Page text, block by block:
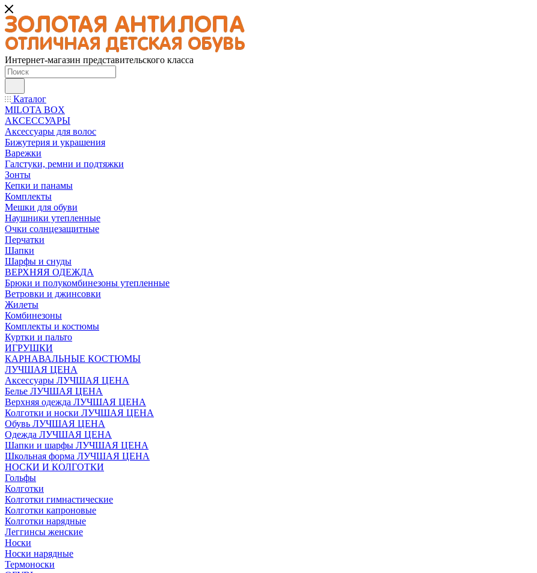
Интернет-магазин представительского класса
Каталог
MILOTA BOX
АКСЕССУАРЫ
Аксессуары для волос
Бижутерия и украшения
Варежки
Галстуки, ремни и подтяжки
Зонты
Кепки и панамы
Комплекты
Мешки для обуви
Наушники утепленные
Очки солнцезащитные
Перчатки
Шапки
Шарфы и снуды
ВЕРХНЯЯ ОДЕЖДА
Брюки и полукомбинезоны утепленные
Ветровки и джинсовки
Жилеты
Комбинезоны
Комплекты и костюмы
Куртки и пальто
ИГРУШКИ
КАРНАВАЛЬНЫЕ КОСТЮМЫ
ЛУЧШАЯ ЦЕНА
Аксессуары ЛУЧШАЯ ЦЕНА
Белье ЛУЧШАЯ ЦЕНА
Верхняя одежда ЛУЧШАЯ ЦЕНА
Колготки и носки ЛУЧШАЯ ЦЕНА
Обувь ЛУЧШАЯ ЦЕНА
Одежда ЛУЧШАЯ ЦЕНА
Шапки и шарфы ЛУЧШАЯ ЦЕНА
Школьная форма ЛУЧШАЯ ЦЕНА
НОСКИ И КОЛГОТКИ
Гольфы
Колготки
Колготки гимнастические
Колготки капроновые
Колготки нарядные
Леггинсы женские
Носки
Носки нарядные
Термоноски